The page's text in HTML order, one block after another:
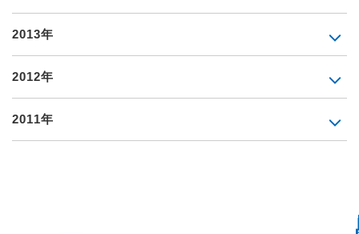
2013年
2012年
2011年